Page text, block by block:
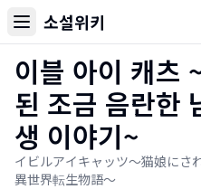
소설위키
이블 아이 캐츠
된 조금 음란한
생 이야기~
イビルアイキャッツ～猫娘にさ
異世界転生物語～